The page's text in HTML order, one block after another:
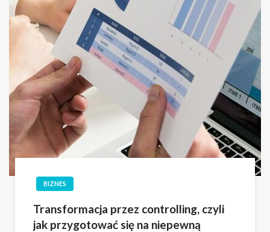
BIZNES
Transformacja przez controlling, czyli
jak przygotować się na niepewną